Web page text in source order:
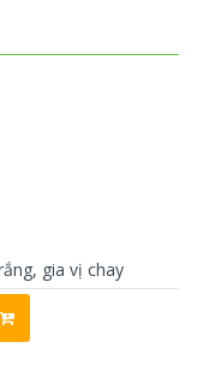
gia vị chay